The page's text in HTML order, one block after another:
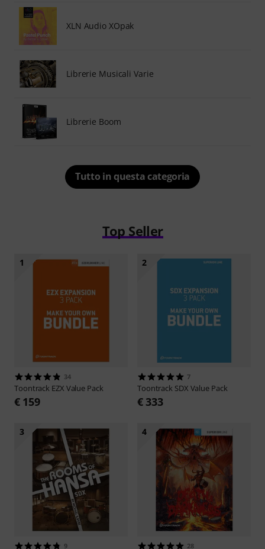
XLN Audio XOpak
Librerie Musicali Varie
Librerie Boom
Tutto in questa categoria
Top Seller
1
34
Toontrack EZX Value Pack
€ 159
2
7
Toontrack SDX Value Pack
€ 333
3
9
4
28